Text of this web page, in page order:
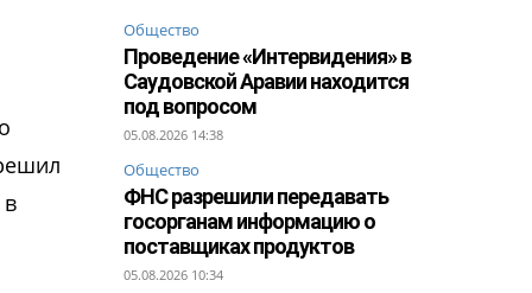
Общество
Проведение «Интервидения» в
Саудовской Аравии находится
под вопросом
05.08.2026 14:38
Общество
ФНС разрешили передавать
госорганам информацию о
поставщиках продуктов
05.08.2026 10:34